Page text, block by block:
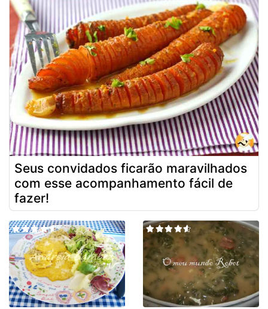
Seus convidados ficarão maravilhados
com esse acompanhamento fácil de
fazer!